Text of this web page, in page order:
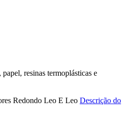
resinas termoplásticas e
Redondo Leo E Leo Descrição do